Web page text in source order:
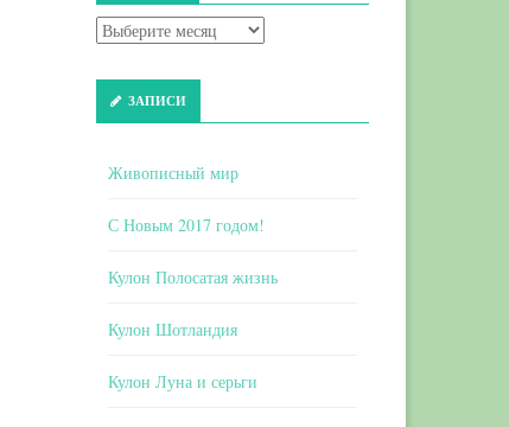
ЗАПИСИ
Живописный мир
С Новым 2017 годом!
Кулон Полосатая жизнь
Кулон Шотландия
Кулон Луна и серьги